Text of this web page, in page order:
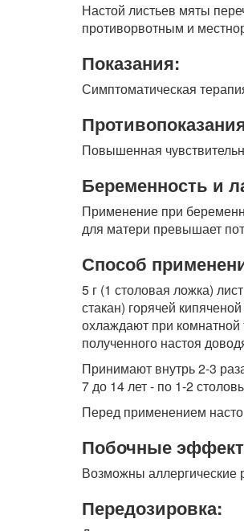
Настой листьев мяты
противорвотным и
Показания:
Симптоматическая
Повышенная
Беременность и
Применение при
для матери превышает
Способ
5 г (1 столовая ложка)
стакан) горячей
охлаждают при
полученного настоя
Принимают внутрь 2-3
7 до 14 лет - по 1-2
Перед применением
Побочные
Возможны аллергические
Передозировка: